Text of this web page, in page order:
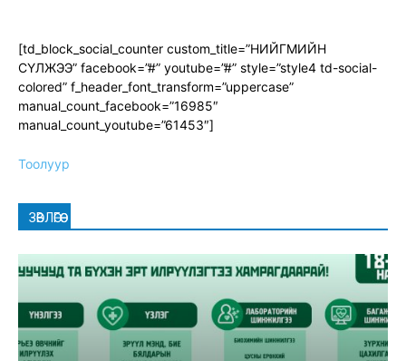
[td_block_social_counter custom_title=”НИЙГМИЙН
СҮЛЖЭЭ” facebook=”#” youtube=”#” style=”style4 td-social-
colored” f_header_font_transform=”uppercase”
manual_count_facebook=”16985″
manual_count_youtube=”61453″]
Тоолуур
ЗӨВЛӨГӨӨ